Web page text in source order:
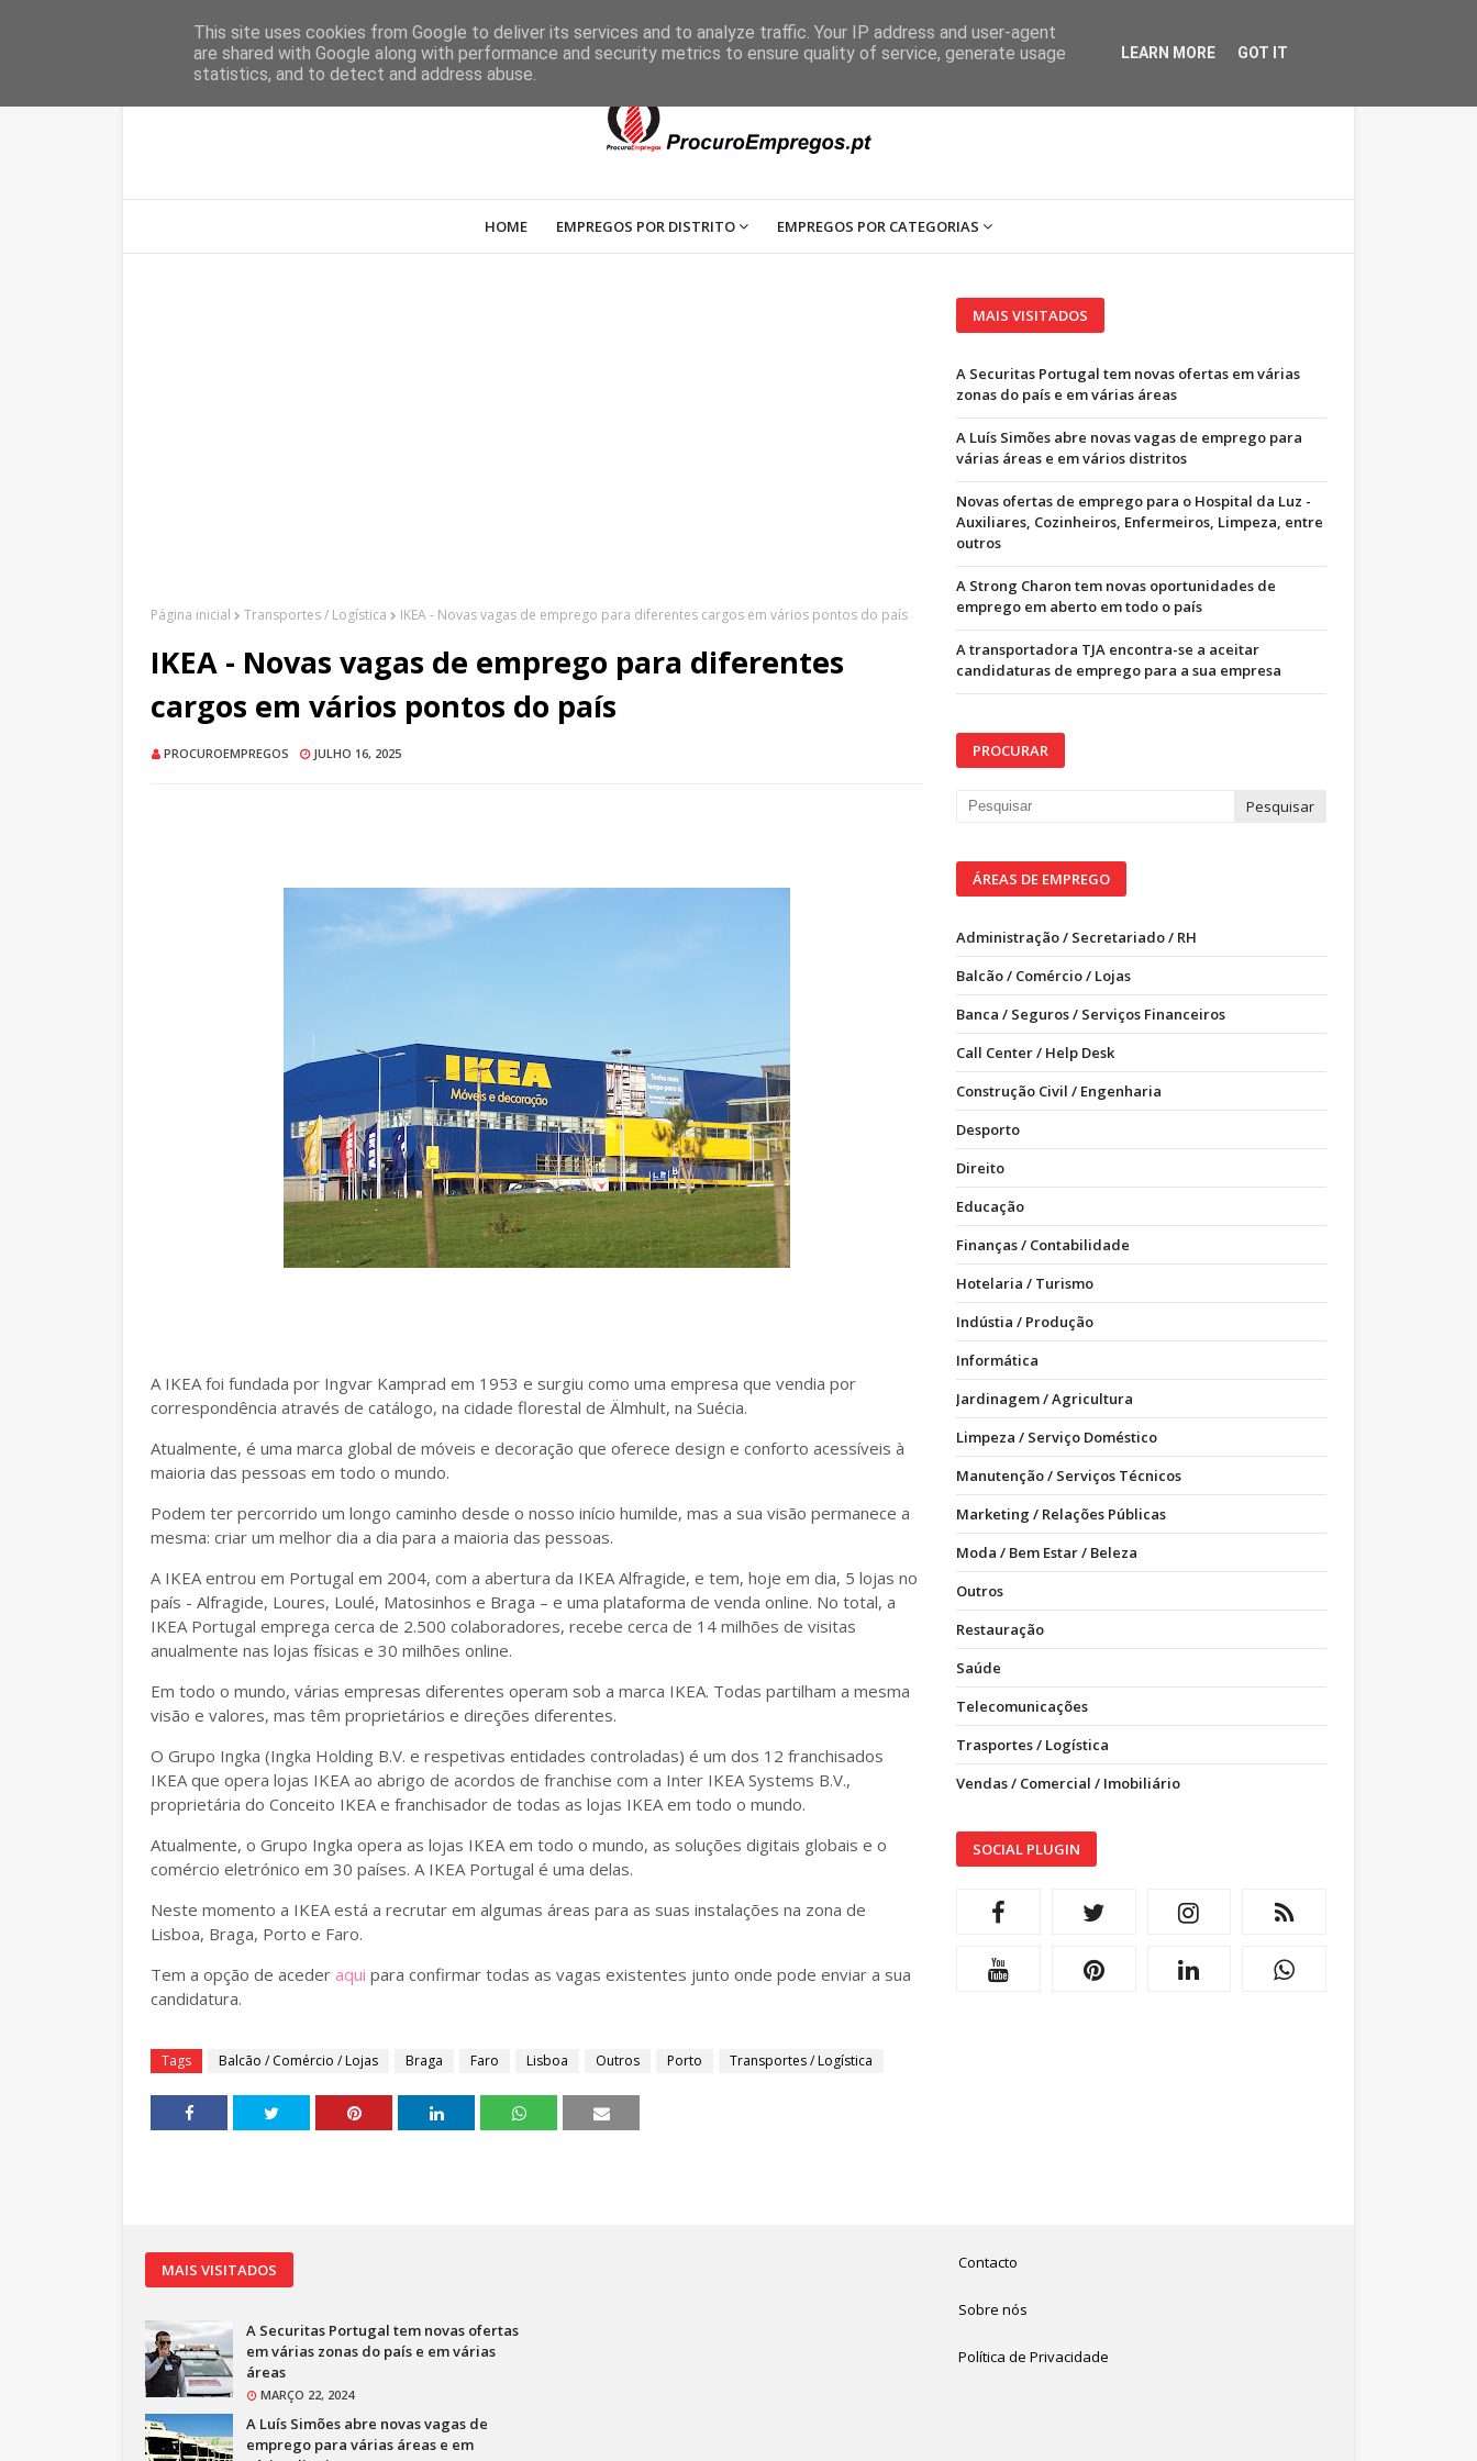
HOME EMPREGOS POR DISTRITO EMPREGOS POR CATEGORIAS
Página inicial Transportes / Logística IKEA - Novas vagas de emprego para diferentes cargos em vários pontos do país
IKEA - Novas vagas de emprego para diferentes
cargos em vários pontos do país
PROCUROEMPREGOS JULHO 16, 2025
A IKEA foi fundada por Ingvar Kamprad em 1953 e surgiu como uma empresa que vendia por
correspondência através de catálogo, na cidade florestal de Älmhult, na Suécia.
Atualmente, é uma marca global de móveis e decoração que oferece design e conforto acessíveis à
maioria das pessoas em todo o mundo.
Podem ter percorrido um longo caminho desde o nosso início humilde, mas a sua visão permanece a
mesma: criar um melhor dia a dia para a maioria das pessoas.
A IKEA entrou em Portugal em 2004, com a abertura da IKEA Alfragide, e tem, hoje em dia, 5 lojas no
país - Alfragide, Loures, Loulé, Matosinhos e Braga – e uma plataforma de venda online. No total, a
IKEA Portugal emprega cerca de 2.500 colaboradores, recebe cerca de 14 milhões de visitas
anualmente nas lojas físicas e 30 milhões online.
Em todo o mundo, várias empresas diferentes operam sob a marca IKEA. Todas partilham a mesma
visão e valores, mas têm proprietários e direções diferentes.
O Grupo Ingka (Ingka Holding B.V. e respetivas entidades controladas) é um dos 12 franchisados
IKEA que opera lojas IKEA ao abrigo de acordos de franchise com a Inter IKEA Systems B.V.,
proprietária do Conceito IKEA e franchisador de todas as lojas IKEA em todo o mundo.
Atualmente, o Grupo Ingka opera as lojas IKEA em todo o mundo, as soluções digitais globais e o
comércio eletrónico em 30 países. A IKEA Portugal é uma delas.
Neste momento a IKEA está a recrutar em algumas áreas para as suas instalações na zona de
Lisboa, Braga, Porto e Faro.
Tem a opção de aceder aqui para confirmar todas as vagas existentes junto onde pode enviar a sua
candidatura.
Tags Balcão / Comércio / Lojas Braga Faro Lisboa Outros Porto Transportes / Logística
MAIS VISITADOS
A Securitas Portugal tem novas ofertas em várias
zonas do país e em várias áreas
A Luís Simões abre novas vagas de emprego para
várias áreas e em vários distritos
Novas ofertas de emprego para o Hospital da Luz -
Auxiliares, Cozinheiros, Enfermeiros, Limpeza, entre
outros
A Strong Charon tem novas oportunidades de
emprego em aberto em todo o país
A transportadora TJA encontra-se a aceitar
candidaturas de emprego para a sua empresa
PROCURAR
ÁREAS DE EMPREGO
Administração / Secretariado / RH
Balcão / Comércio / Lojas
Banca / Seguros / Serviços Financeiros
Call Center / Help Desk
Construção Civil / Engenharia
Desporto
Direito
Educação
Finanças / Contabilidade
Hotelaria / Turismo
Indústia / Produção
Informática
Jardinagem / Agricultura
Limpeza / Serviço Doméstico
Manutenção / Serviços Técnicos
Marketing / Relações Públicas
Moda / Bem Estar / Beleza
Outros
Restauração
Saúde
Telecomunicações
Trasportes / Logística
Vendas / Comercial / Imobiliário
SOCIAL PLUGIN
MAIS VISITADOS
A Securitas Portugal tem novas ofertas
em várias zonas do país e em várias
áreas
MARÇO 22, 2024
A Luís Simões abre novas vagas de
emprego para várias áreas e em
Contacto
Sobre nós
Política de Privacidade
This site uses cookies from Google to deliver its services and to analyze traffic. Your IP address and user-agent
are shared with Google along with performance and security metrics to ensure quality of service, generate usage
statistics, and to detect and address abuse.
LEARN MORE GOT IT